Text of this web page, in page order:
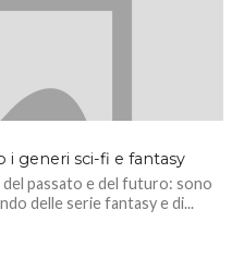
generi sci-fi e fantasy
del passato e del futuro: sono
delle serie fantasy e di...